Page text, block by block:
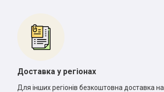
Доставка у регіонах
Для інших регіонів безкоштовна доставка на